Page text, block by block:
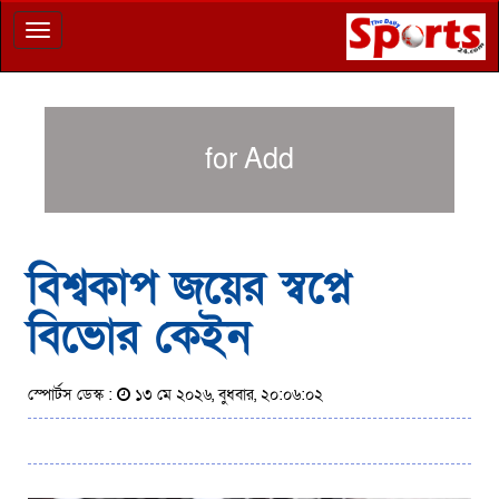
Toggle
navigation
for Add
বিশ্বকাপ জয়ের স্বপ্নে
বিভোর কেইন
স্পোর্টস ডেস্ক : ১৩ মে ২০২৬, বুধবার, ২০:০৬:০২